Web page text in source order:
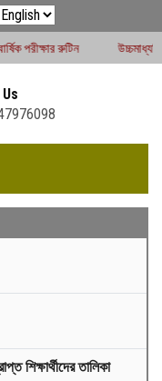
উচ্চমাধ্যমিক সেশন (২০২৪-২৫)
শিক্ষার্থীদের তালিকা